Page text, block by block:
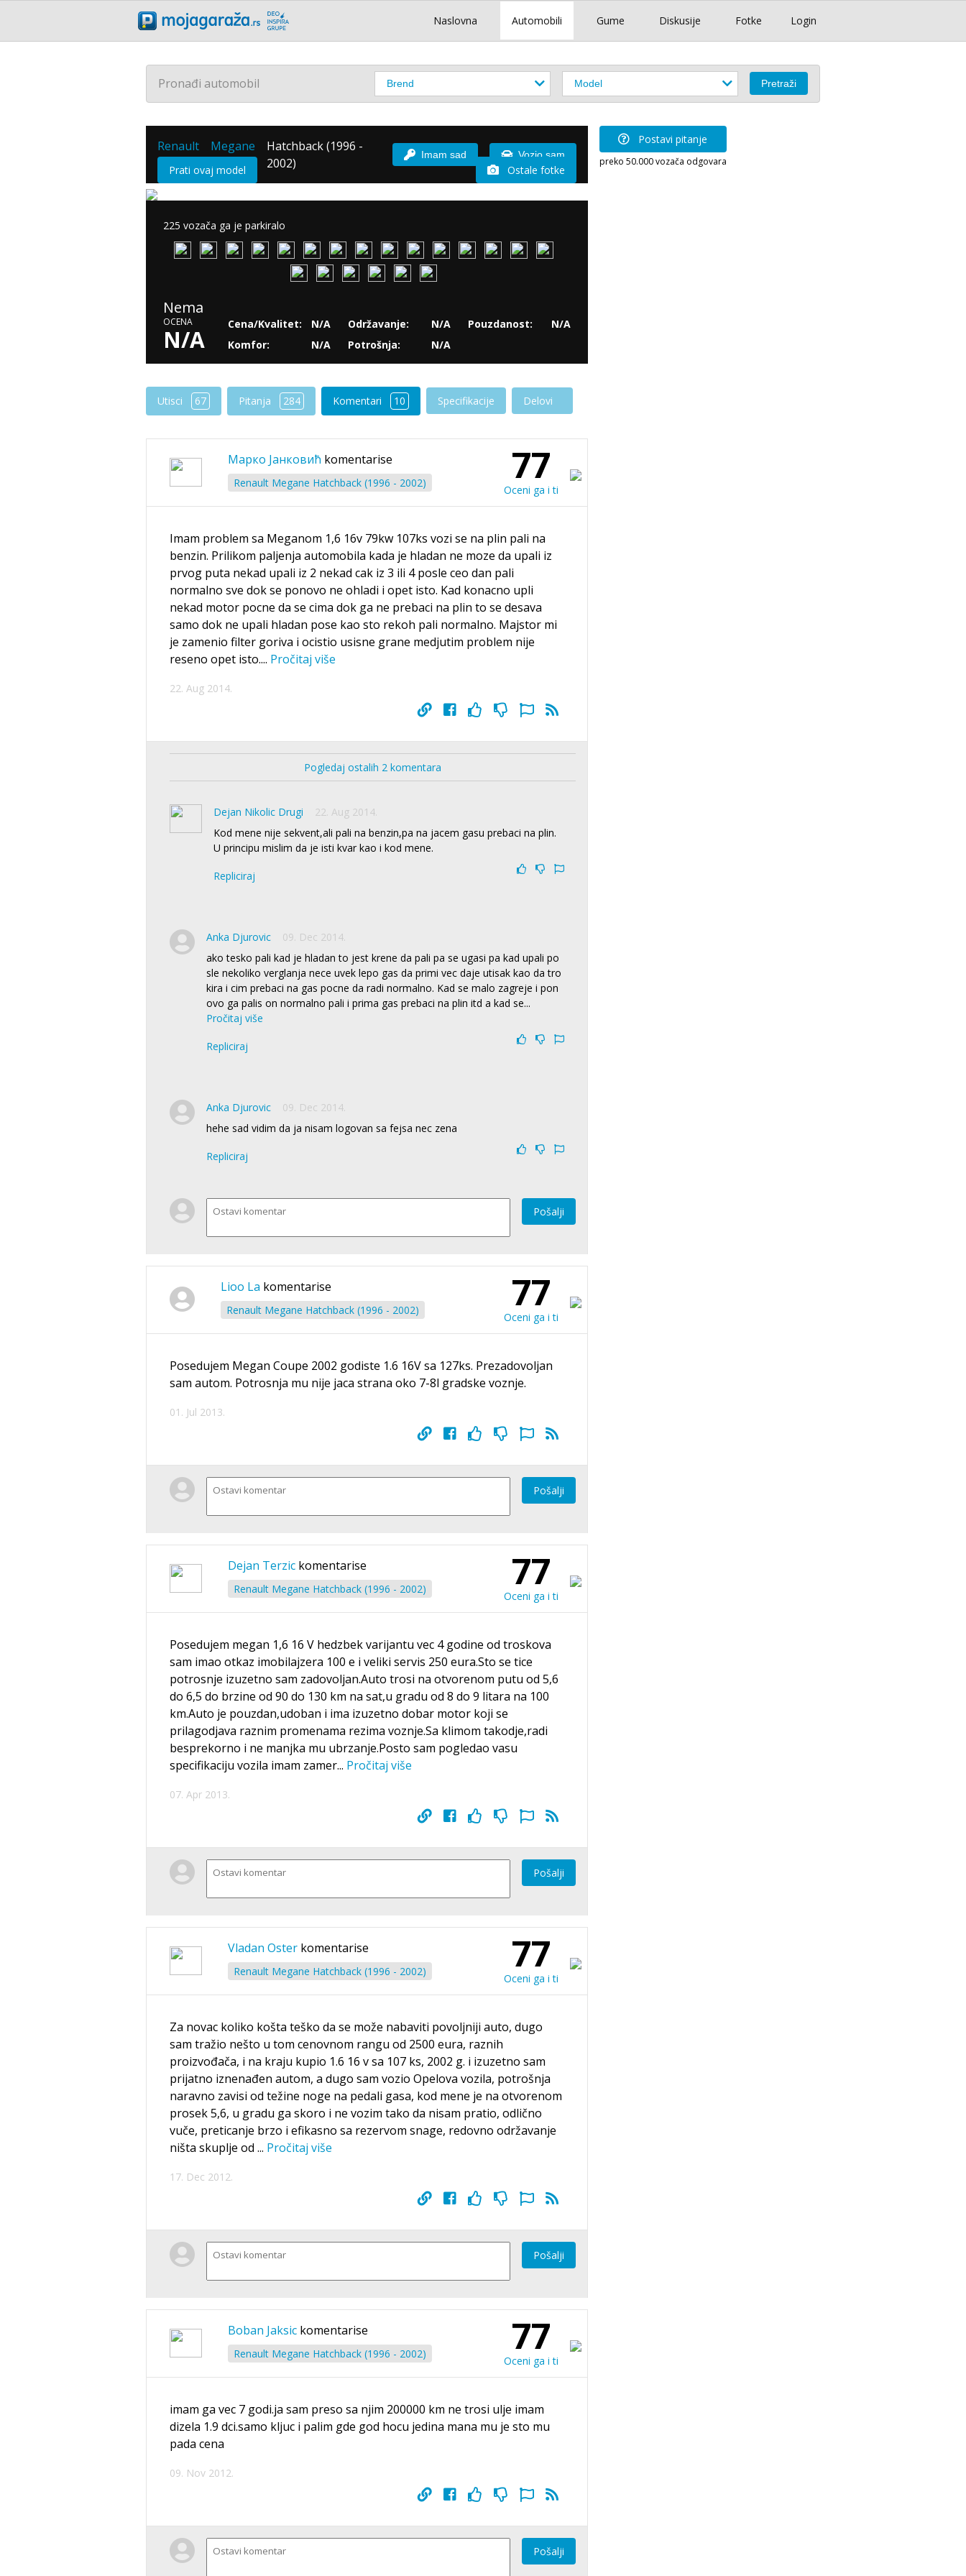
Login
Naslovna Automobili Gume Diskusije Fotke
Pronađi automobil
Renault
Megane
Hatchback (1996 -
2002)
Imam sad Vozio sam
Prati ovaj model Ostale fotke
225 vozača ga je parkiralo
Nema
OCENA
N/A
Cena/Kvalitet:
N/A
Komfor:
N/A
Održavanje:
N/A
Potrošnja:
N/A
Pouzdanost: N/A
Utisci 67 Pitanja 284 Komentari 10 Specifikacije Delovi
Марко Јанковић komentarise
Renault Megane Hatchback (1996 - 2002) 77
Oceni ga i ti
Imam problem sa Meganom 1,6 16v 79kw 107ks vozi se na plin pali na
benzin. Prilikom paljenja automobila kada je hladan ne moze da upali iz
prvog puta nekad upali iz 2 nekad cak iz 3 ili 4 posle ceo dan pali
normalno sve dok se ponovo ne ohladi i opet isto. Kad konacno upli
nekad motor pocne da se cima dok ga ne prebaci na plin to se desava
samo dok ne upali hladan pose kao sto rekoh pali normalno. Majstor mi
je zamenio filter goriva i ocistio usisne grane medjutim problem nije
reseno opet isto.... Pročitaj više
22. Aug 2014.
Pogledaj ostalih 2 komentara
Dejan Nikolic Drugi
22. Aug 2014.
Kod mene nije sekvent,ali pali na benzin,pa na jacem gasu prebaci na plin.
U principu mislim da je isti kvar kao i kod mene.
Repliciraj
Anka Djurovic
09. Dec 2014.
ako tesko pali kad je hladan to jest krene da pali pa se ugasi pa kad upali po
sle nekoliko verglanja nece uvek lepo gas da primi vec daje utisak kao da tro
kira i cim prebaci na gas pocne da radi normalno. Kad se malo zagreje i pon
ovo ga palis on normalno pali i prima gas prebaci na plin itd a kad se...
Pročitaj više
Repliciraj
Anka Djurovic
09. Dec 2014.
hehe sad vidim da ja nisam logovan sa fejsa nec zena
Repliciraj
Pošalji
Lioo La komentarise
Renault Megane Hatchback (1996 - 2002) 77
Oceni ga i ti
Posedujem Megan Coupe 2002 godiste 1.6 16V sa 127ks. Prezadovoljan
sam autom. Potrosnja mu nije jaca strana oko 7-8l gradske voznje.
01. Jul 2013.
Pošalji
Dejan Terzic komentarise
Renault Megane Hatchback (1996 - 2002) 77
Oceni ga i ti
Posedujem megan 1,6 16 V hedzbek varijantu vec 4 godine od troskova
sam imao otkaz imobilajzera 100 e i veliki servis 250 eura.Sto se tice
potrosnje izuzetno sam zadovoljan.Auto trosi na otvorenom putu od 5,6
do 6,5 do brzine od 90 do 130 km na sat,u gradu od 8 do 9 litara na 100
km.Auto je pouzdan,udoban i ima izuzetno dobar motor koji se
prilagodjava raznim promenama rezima voznje.Sa klimom takodje,radi
besprekorno i ne manjka mu ubrzanje.Posto sam pogledao vasu
specifikaciju vozila imam zamer... Pročitaj više
07. Apr 2013.
Pošalji
Vladan Oster komentarise
Renault Megane Hatchback (1996 - 2002) 77
Oceni ga i ti
Za novac koliko košta teško da se može nabaviti povoljniji auto, dugo
sam tražio nešto u tom cenovnom rangu od 2500 eura, raznih
proizvođača, i na kraju kupio 1.6 16 v sa 107 ks, 2002 g. i izuzetno sam
prijatno iznenađen autom, a dugo sam vozio Opelova vozila, potrošnja
naravno zavisi od težine noge na pedali gasa, kod mene je na otvorenom
prosek 5,6, u gradu ga skoro i ne vozim tako da nisam pratio, odlično
vuče, preticanje brzo i efikasno sa rezervom snage, redovno održavanje
ništa skuplje od ... Pročitaj više
17. Dec 2012.
Pošalji
Boban Jaksic komentarise
Renault Megane Hatchback (1996 - 2002) 77
Oceni ga i ti
imam ga vec 7 godi.ja sam preso sa njim 200000 km ne trosi ulje imam
dizela 1.9 dci.samo kljuc i palim gde god hocu jedina mana mu je sto mu
pada cena
09. Nov 2012.
Pošalji
Postavi pitanje
preko 50.000 vozača odgovara